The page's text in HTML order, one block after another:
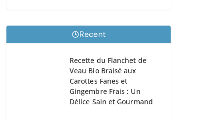
Recent
Recette du Flanchet de
Veau Bio Braisé aux
Carottes Fanes et
Gingembre Frais : Un
Délice Sain et Gourmand